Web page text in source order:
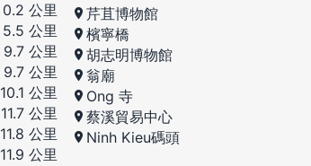
0.2 公里
5.5 公里
9.7 公里
9.7 公里
10.1 公里
11.7 公里
11.8 公里
11.9 公里
芹苴博物館
檳寧橋
胡志明博物館
翁廟
Ong 寺
蔡溪貿易中心
Ninh Kieu碼頭